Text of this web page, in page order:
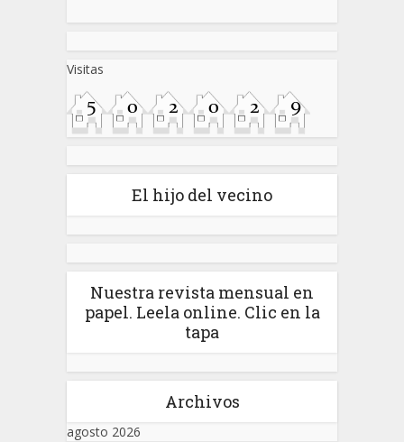
Visitas
El hijo del vecino
Nuestra revista mensual en
papel. Leela online. Clic en la
tapa
Archivos
agosto 2026